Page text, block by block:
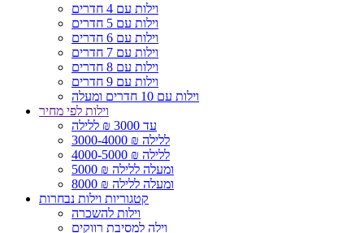
וילות עם 4 חדרים
וילות עם 5 חדרים
וילות עם 6 חדרים
וילות עם 7 חדרים
וילות עם 8 חדרים
וילות עם 9 חדרים
וילות עם 10 חדרים ומעלה
וילות לפי מחיר
עד 3000 ₪ ללילה
3000-4000 ₪ ללילה
4000-5000 ₪ ללילה
5000 ₪ ומעלה ללילה
8000 ₪ ומעלה ללילה
קטגוריות וילות נבחרות
וילות להשכרה
וילה למסיבת רווקים